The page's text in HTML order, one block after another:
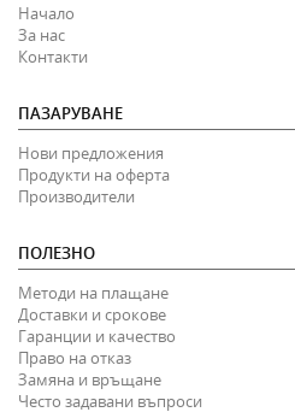
Начало
За нас
Контакти
ПАЗАРУВАНЕ
Нови предложения
Продукти на оферта
Производители
ПОЛЕЗНО
Методи на плащане
Доставки и срокове
Гаранции и качество
Право на отказ
Замяна и връщане
Често задавани въпроси